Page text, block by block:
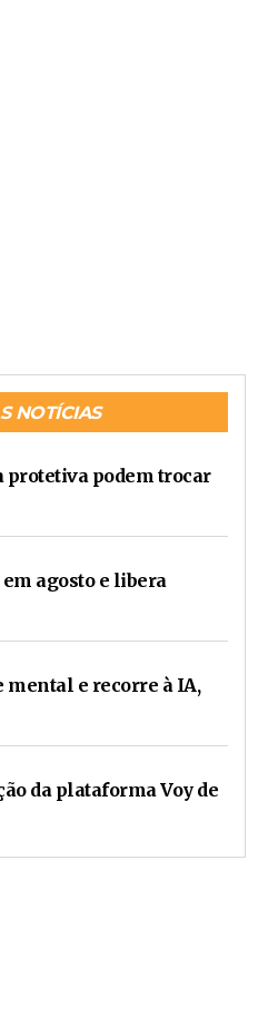
NOTÍCIAS
protetiva podem trocar
agosto e libera
mental e recorre à IA,
da plataforma Voy de